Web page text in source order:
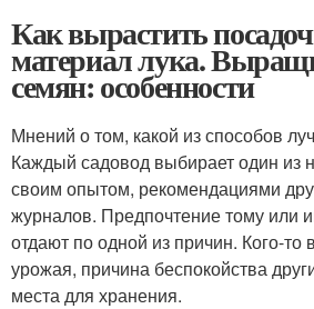
Как вырастить
материал лука.
семян: особенности
Мнений о том, какой из способов
Каждый садовод выбирает один из
своим опытом, рекомендациями
журналов. Предпочтение тому или
отдают по одной из причин. Кого-то
урожая, причина беспокойства
места для хранения.